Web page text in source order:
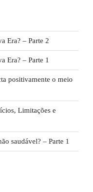
Era? – Parte 2
Era? – Parte 1
positivamente o meio
Limitações e
saudável? – Parte 1